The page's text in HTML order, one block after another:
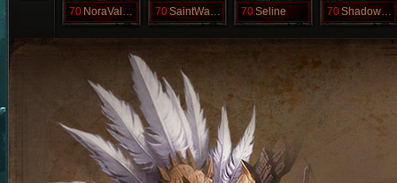
70 NoraValkyrie 70 SaintWalker 70Seline 70 ShadowHunter